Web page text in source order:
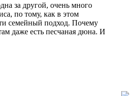
за другой, очень много
по тому, как в этом
семейный подход. Почему
даже есть песчаная дюна. И